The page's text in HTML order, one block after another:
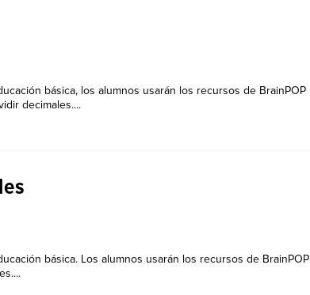
básica, los alumnos usarán los recursos de BrainPOP
decimales....
básica. Los alumnos usarán los recursos de BrainPOP